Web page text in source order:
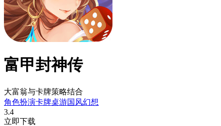
富甲封神传
大富翁与卡牌策略结合
角色扮演卡牌桌游国风幻想
3.4
立即下载